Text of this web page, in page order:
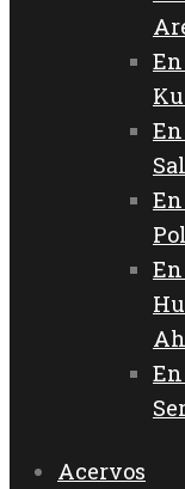
Acervos